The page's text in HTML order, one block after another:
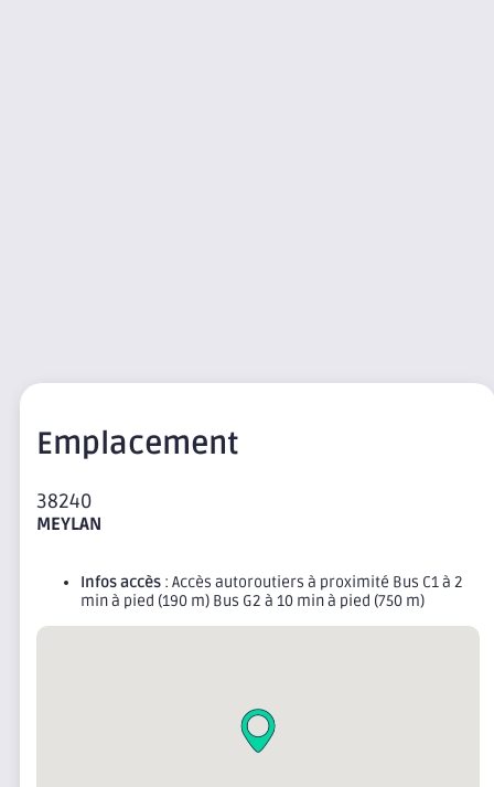
Emplacement
38240
MEYLAN
Infos accès : Accès autoroutiers à proximité Bus C1 à 2
min à pied (190 m) Bus G2 à 10 min à pied (750 m)